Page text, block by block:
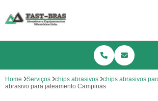
Home Serviços chips abrasivos
chips abrasivos
abrasivo para jateamento Campinas